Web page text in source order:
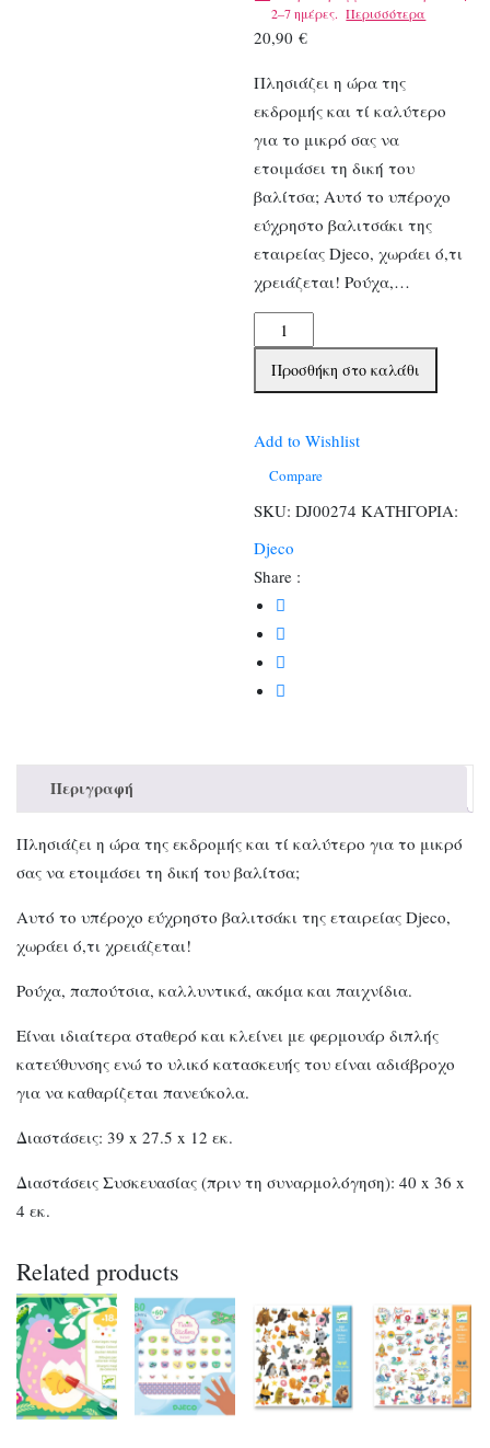
2–7 ημέρες. Περισσότερα
20,90€
Πλησιάζει η ώρα της
εκδρομής και τί καλύτερο
για το μικρό σας να
ετοιμάσει τη δική του
βαλίτσα; Αυτό το υπέροχο
εύχρηστο βαλιτσάκι της
εταιρείας Djeco, χωράει ό,τι
χρειάζεται! Ρούχα,…
Djeco
βαλιτσάκι
ταξιδίου
ποσότητα
Προσθήκη στο καλάθι
Add to Wishlist
Compare
SKU: DJ00274 ΚΑΤΗΓΟΡΙΑ:
Djeco
Share :
Περιγραφή
Πλησιάζει η ώρα της εκδρομής και τί καλύτερο για το μικρό
σας να ετοιμάσει τη δική του βαλίτσα;
Αυτό το υπέροχο εύχρηστο βαλιτσάκι της εταιρείας Djeco,
χωράει ό,τι χρειάζεται!
Ρούχα, παπούτσια, καλλυντικά, ακόμα και παιχνίδια.
Είναι ιδιαίτερα σταθερό και κλείνει με φερμουάρ διπλής
κατεύθυνσης ενώ το υλικό κατασκευής του είναι αδιάβροχο
για να καθαρίζεται πανεύκολα.
Διαστάσεις: 39 x 27.5 x 12 εκ.
Διαστάσεις Συσκευασίας (πριν τη συναρμολόγηση): 40 x 36 x
4 εκ.
Related products